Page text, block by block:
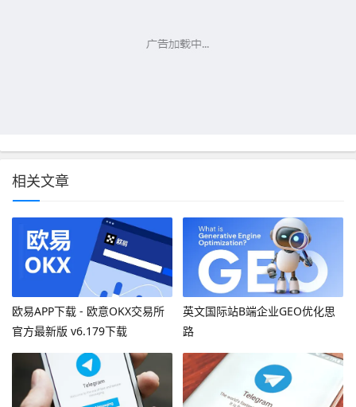
相关文章
欧易APP下载 - 欧意OKX交易所
官方最新版 v6.179下载
英文国际站B端企业GEO优化思
路